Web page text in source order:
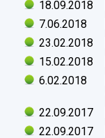
18.09.2018
7.06.2018
23.02.2018
15.02.2018
6.02.2018
22.09.2017
22.09.2017